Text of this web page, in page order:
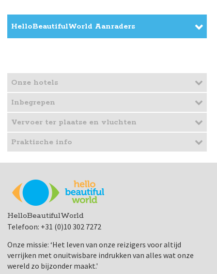
HelloBeautifulWorld Aanraders
Onze hotels
Inbegrepen
Vervoer ter plaatse en vluchten
Praktische info
HelloBeautifulWorld
Telefoon: +31 (0)10 302 7272
Onze missie: ‘Het leven van onze reizigers voor altijd
verrijken met onuitwisbare indrukken van alles wat onze
wereld zo bijzonder maakt.'